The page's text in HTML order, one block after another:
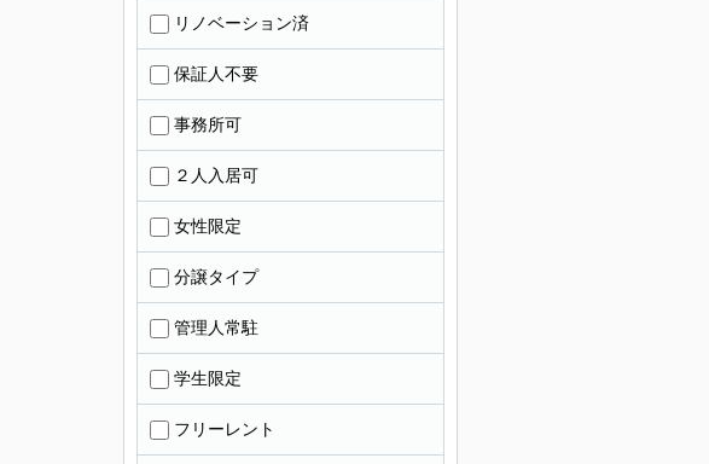
リノベーション済
保証人不要
事務所可
２人入居可
女性限定
分譲タイプ
管理人常駐
学生限定
フリーレント